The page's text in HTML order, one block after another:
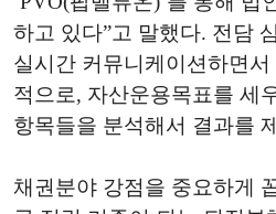
하고 있다”고 말했다. 전담
실시간 커뮤니케이션하면
적으로, 자산운용목표를 세
항목들을 분석해서 결과를
채권분야 강점을 중요하게